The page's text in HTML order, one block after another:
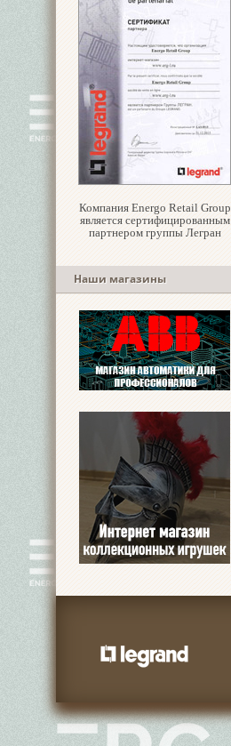
Компания Energo Retail Group
является сертифицированным
партнером группы Легран
Наши магазины